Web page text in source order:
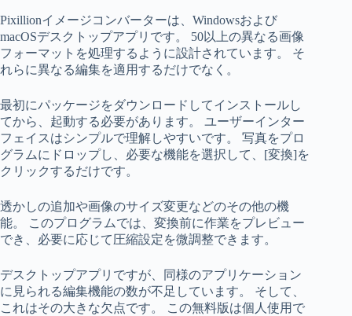
Pixillionイメージコンバーターは、Windowsおよび
macOSデスクトップアプリです。 50以上の異なる画像
フォーマットを処理するように設計されています。 そ
れらに異なる編集を適用するだけでなく。
最初にパッケージをダウンロードしてインストールし
てから、起動する必要があります。 ユーザーインター
フェイスはシンプルで理解しやすいです。 写真をプロ
グラムにドロップし、必要な機能を選択して、[変換]を
クリックするだけです。
透かしの追加や画像のサイズ変更などのその他の機
能。 このプログラムでは、変換前に作業をプレビュー
でき、必要に応じて圧縮設定を微調整できます。
デスクトップアプリですが、同様のアプリケーション
に見られる編集機能の数が不足しています。 そして、
これはその大きな欠点です。 この無料版は個人使用で